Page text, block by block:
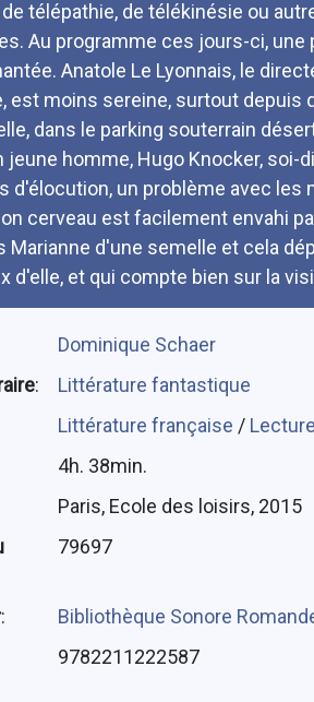
télépathie, de télékinésie ou
Au programme ces jours-ci,
Anatole Le Lyonnais, le
est moins sereine, surtout
dans le parking souterrain
jeune homme, Hugo Knocker,
d'élocution, un problème avec les
cerveau est facilement envahi
Marianne d'une semelle et cela
d'elle, et qui compte bien sur la
Dominique Schaer
:
Littérature fantastique
Littérature française /
4h. 38min.
Paris, Ecole des loisirs, 2015
79697
:
Bibliothèque Sonore
9782211222587